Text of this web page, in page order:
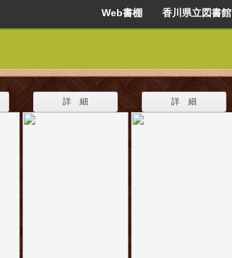
Web書棚 香川県立図書館
詳 細 詳 細